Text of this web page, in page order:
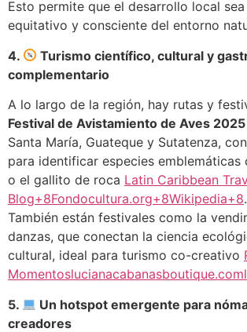
Esto permite que el desarrollo local
equitativo y consciente del entorno
4.
Turismo científico, cultural y
complementario
A lo largo de la región, hay rutas y
Festival de Avistamiento de Aves 2025
Santa María, Guateque y Sutatenza,
para identificar especies emblemáticas
o el gallito de roca Latin Caribbean
Blog+8Fondocultura.org+8Wikipedia+8.
También están festivales como la
danzas, que conectan la ciencia
cultural, ideal para turismo co-creativo
Momentoslucianacabanasboutique.com
5.
Un hotspot emergente para
creadores